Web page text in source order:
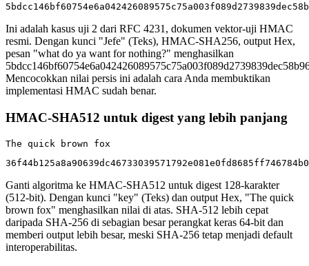
Ini adalah kasus uji 2 dari RFC 4231, dokumen vektor-uji HMAC
resmi. Dengan kunci "Jefe" (Teks), HMAC-SHA256, output Hex,
pesan "what do ya want for nothing?" menghasilkan
Mencocokkan nilai persis ini adalah cara Anda membuktikan
implementasi HMAC sudah benar.
HMAC-SHA512 untuk digest yang lebih panjang
The quick brown fox
Ganti algoritma ke HMAC-SHA512 untuk digest 128-karakter
(512-bit). Dengan kunci "key" (Teks) dan output Hex, "The quick
brown fox" menghasilkan nilai di atas. SHA-512 lebih cepat
daripada SHA-256 di sebagian besar perangkat keras 64-bit dan
memberi output lebih besar, meski SHA-256 tetap menjadi default
interoperabilitas.